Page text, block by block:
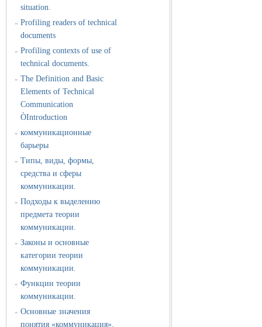
situation.
» Profiling readers of technical
documents
» Profiling contexts of use of
technical documents.
» The Definition and Basic
Elements of Technical
Communication
ÒIntroduction
» коммуникационные
барьеры
» Типы, виды, формы,
средства и сферы
коммуникации.
» Подходы к выделению
предмета теории
коммуникации.
» Законы и основные
категории теории
коммуникации.
» Функции теории
коммуникации.
» Основные значения
понятия «коммуникация».